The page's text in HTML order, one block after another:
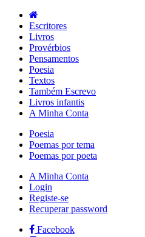
Escritores
Livros
Provérbios
Pensamentos
Poesia
Textos
Também Escrevo
Livros infantis
A Minha Conta
Poesia
Poemas por tema
Poemas por poeta
A Minha Conta
Login
Registe-se
Recuperar password
Facebook